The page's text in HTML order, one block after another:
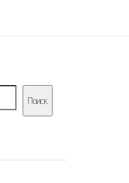
Поиск